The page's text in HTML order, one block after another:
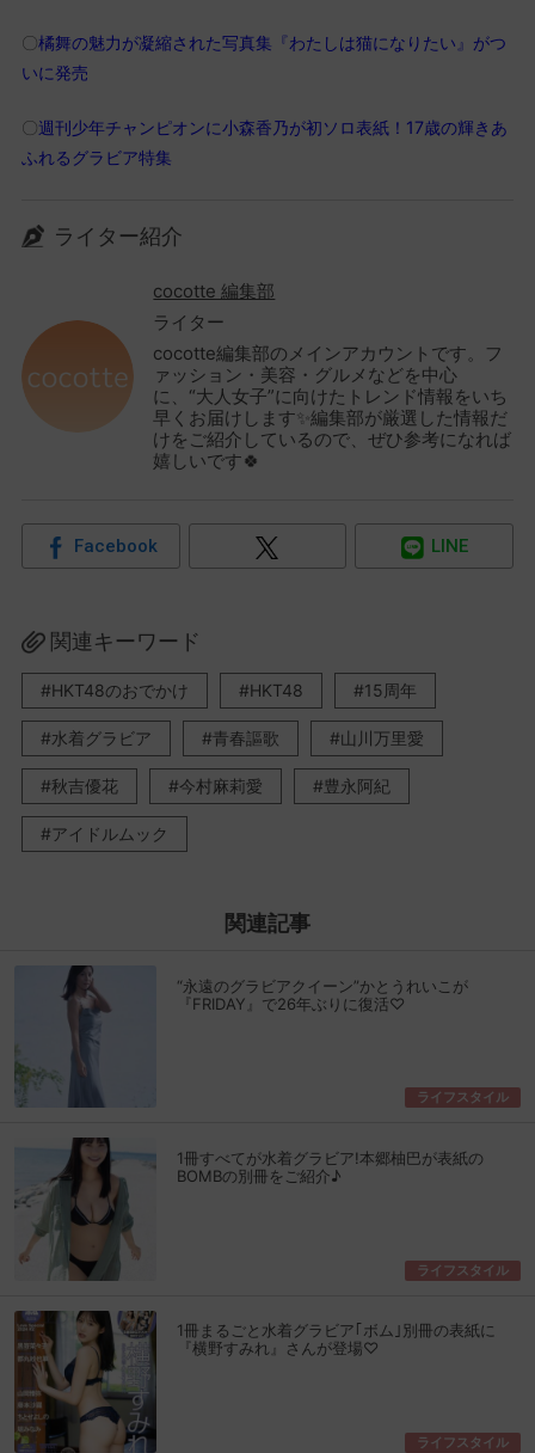
〇橘舞の魅力が凝縮された写真集『わたしは猫になりたい』がつ
いに発売
〇週刊少年チャンピオンに小森香乃が初ソロ表紙！17歳の輝きあ
ふれるグラビア特集
ライター紹介
cocotte 編集部
ライター
cocotte編集部のメインアカウントです。フ
ァッション・美容・グルメなどを中心
に、“大人女子”に向けたトレンド情報をいち
早くお届けします✨編集部が厳選した情報だ
けをご紹介しているので、ぜひ参考になれば
嬉しいです🍀
Facebook LINE
関連キーワード
HKT48のおでかけ HKT48 15周年
水着グラビア 青春謳歌 山川万里愛
秋吉優花 今村麻莉愛 豊永阿紀
アイドルムック
関連記事
“永遠のグラビアクイーン”かとうれいこが
『FRIDAY』で26年ぶりに復活♡
ライフスタイル
1冊すべてが水着グラビア!本郷柚巴が表紙の
BOMBの別冊をご紹介♪
ライフスタイル
1冊まるごと水着グラビア｢ボム｣別冊の表紙に
『横野すみれ』さんが登場♡
ライフスタイル